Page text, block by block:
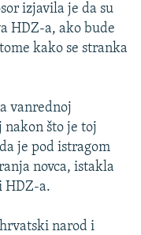
izjavila je da su
HDZ-a, ako bude
kako se stranka
vanrednoj
nakon što je toj
je pod istragom
novca, istakla
HDZ-a.
narod i